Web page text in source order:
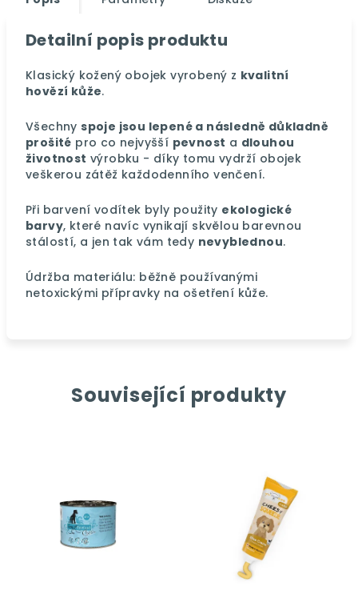
Detailní popis produktu
Klasický kožený obojek vyrobený z kvalitní
hovězí kůže.
Všechnyspoje jsou lepené a následně důkladně
prošité pro co nejvyšší pevnost a dlouhou
životnost výrobku - díky tomu vydrží obojek
veškerou zátěž každodenního venčení.
Při barvení vodítek byly použity ekologické
barvy, které navíc vynikají skvělou barevnou
stálostí, a jen tak vám tedy nevyblednou.
Údržba materiálu: běžně používanými
netoxickými přípravky na ošetření kůže.
Související produkty